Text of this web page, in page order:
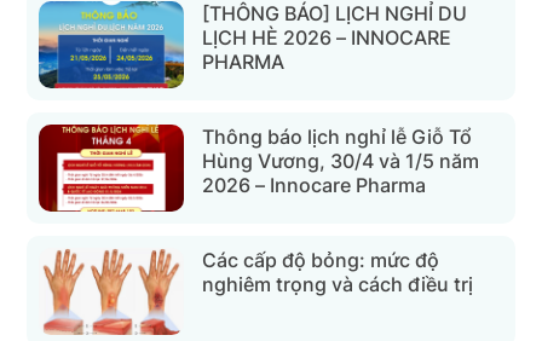
[THÔNG BÁO] LỊCH NGHỈ DU
LỊCH HÈ 2026 – INNOCARE
PHARMA
Thông báo lịch nghỉ lễ Giỗ Tổ
Hùng Vương, 30/4 và 1/5 năm
2026 – Innocare Pharma
Các cấp độ bỏng: mức độ
nghiêm trọng và cách điều trị